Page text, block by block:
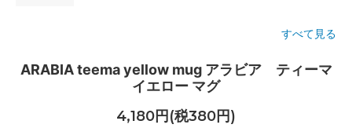
すべて見る
ARABIA teema yellow mug アラビア ティーマ
イエロー マグ
4,180円(税380円)